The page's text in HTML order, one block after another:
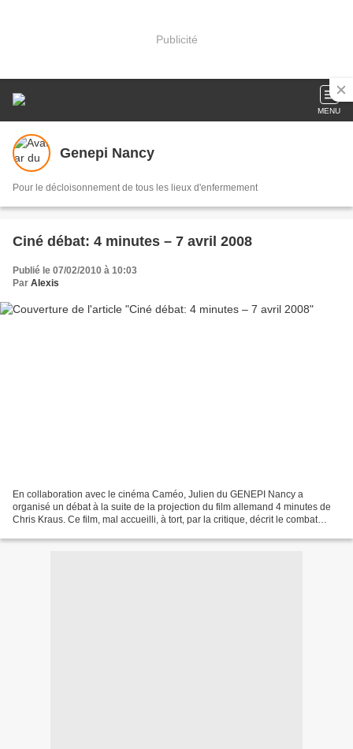
Publicité
MENU
Genepi Nancy
Pour le décloisonnement de tous les lieux d'enfermement
Ciné débat: 4 minutes – 7 avril 2008
Publié le 07/02/2010 à 10:03
Par Alexis
En collaboration avec le cinéma Caméo, Julien du GENEPI Nancy a
organisé un débat à la suite de la projection du film allemand 4 minutes de
Chris Kraus. Ce film, mal accueilli, à tort, par la critique, décrit le combat